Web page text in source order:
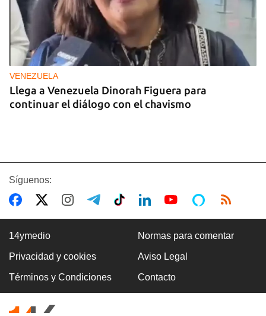
VENEZUELA
Llega a Venezuela Dinorah Figuera para
continuar el diálogo con el chavismo
VILLA CLARA
Dos fallecidos en el derrumbe de un edificio en
ruinas en Villa Clara
Síguenos:
14ymedio Normas para comentar
Privacidad y cookies Aviso Legal
Términos y Condiciones Contacto